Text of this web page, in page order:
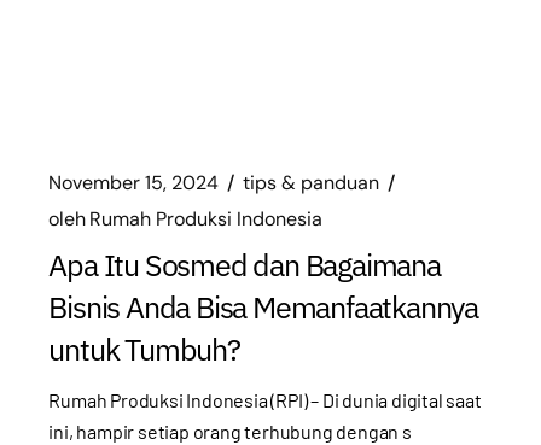
November 15, 2024
tips & panduan
olehRumah Produksi Indonesia
Apa Itu Sosmed dan Bagaimana
Bisnis Anda Bisa Memanfaatkannya
untuk Tumbuh?
Rumah Produksi Indonesia (RPI) – Di dunia digital saat
ini, hampir setiap orang terhubung dengan s